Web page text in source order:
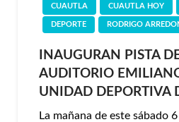
CUAUTLA CUAUTLA HOY
DEPORTE RODRIGO
INAUGURAN PISTA
AUDITORIO
UNIDAD DEPORTIVA
La mañana de este sábado